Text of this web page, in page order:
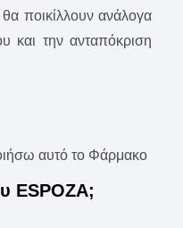
θα ποικίλλουν ανάλογα
και την ανταπόκριση
ESPOZA;